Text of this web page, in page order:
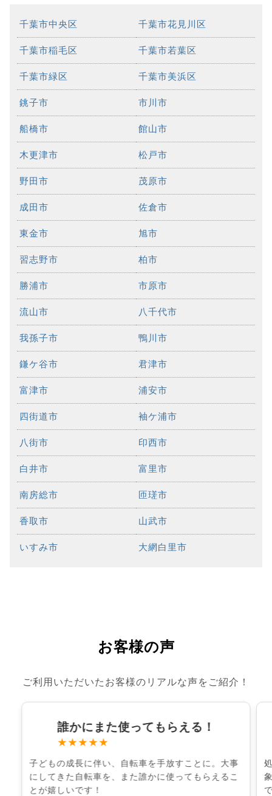
千葉市中央区 千葉市花見川区
千葉市稲毛区 千葉市若葉区
千葉市緑区 千葉市美浜区
銚子市 市川市
船橋市 館山市
木更津市 松戸市
野田市 茂原市
成田市 佐倉市
東金市 旭市
習志野市 柏市
勝浦市 市原市
流山市 八千代市
我孫子市 鴨川市
鎌ケ谷市 君津市
富津市 浦安市
四街道市 袖ケ浦市
八街市 印西市
白井市 富里市
南房総市 匝瑳市
香取市 山武市
いすみ市 大網白里市
お客様の声
ご利用いただいたお客様のリアルな声をご紹介！
誰かにまた使ってもらえる！
★★★★★
子どもの成長に伴い、自転車を手放すことに。大事
にしてきた自転車を、また誰かに使ってもらえるこ
とが嬉しいです！